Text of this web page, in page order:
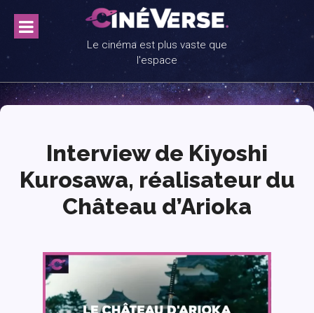
content
Le cinéma est plus vaste que
l'espace
Interview de Kiyoshi
Kurosawa, réalisateur du
Château d’Arioka